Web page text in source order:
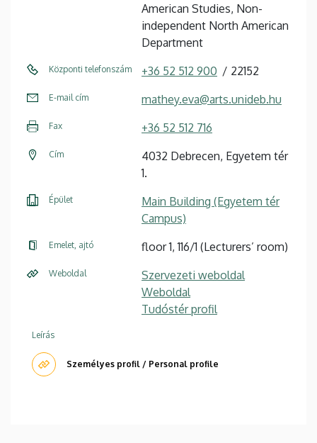
American Studies, Non-
independent North American
Department
Központi telefonszám +36 52 512 900 22152
E-mail cím mathey.eva@arts.unideb.hu
Fax +36 52 512 716
Cím
4032 Debrecen, Egyetem tér
1.
Épület
Main Building (Egyetem tér
Campus)
Emelet, ajtó floor 1, 116/1 (Lecturers’ room)
Weboldal
Szervezeti weboldal
Weboldal
Tudóstér profil
Leírás
Személyes profil / Personal profile